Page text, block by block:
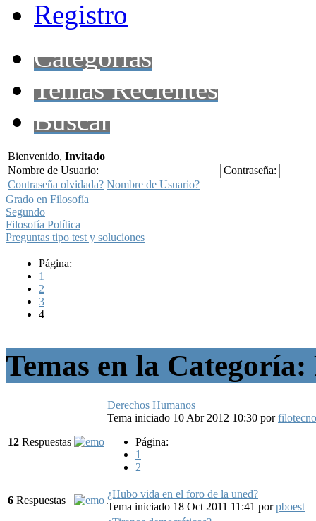
Registro
Categorías
Temas Recientes
Buscar
Bienvenido, Invitado
Nombre de Usuario:
Contraseña:
Contraseña olvidada? Nombre de Usuario?
Grado en Filosofía
Segundo
Filosofía Política
Preguntas tipo test y soluciones
Página:
1
2
3
4
Temas en la
12 Respuestas
Derechos Humanos
Tema iniciado 10 Abr 2012 10:30 por
Página:
1
2
6 Respuestas
¿Hubo vida en el foro de la uned?
Tema iniciado 18 Oct 2011 11:41 porpboest